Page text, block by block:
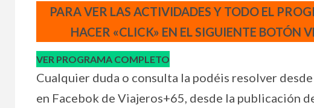
PARA VER LAS ACTIVIDADES Y TODO EL
HACER «CLICK» EN EL SIGUIENTE BOTÓN
VER PROGRAMA COMPLETO
Cualquier duda o consulta la podéis resolver
en Facebok de Viajeros+65, desde la publicación